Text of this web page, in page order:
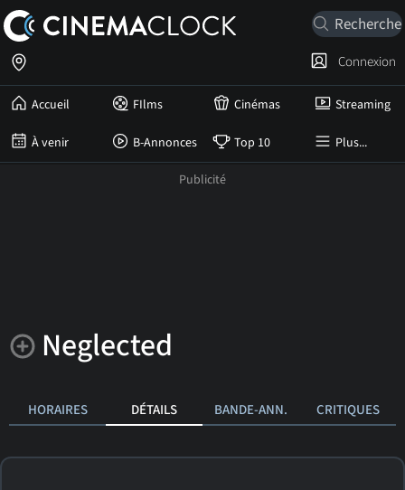
Accueil FIlms Cinémas Streaming
À venir B-Annonces Top 10 Plus...
Connexion
Neglected
HORAIRES DÉTAILS BANDE-ANN. CRITIQUES